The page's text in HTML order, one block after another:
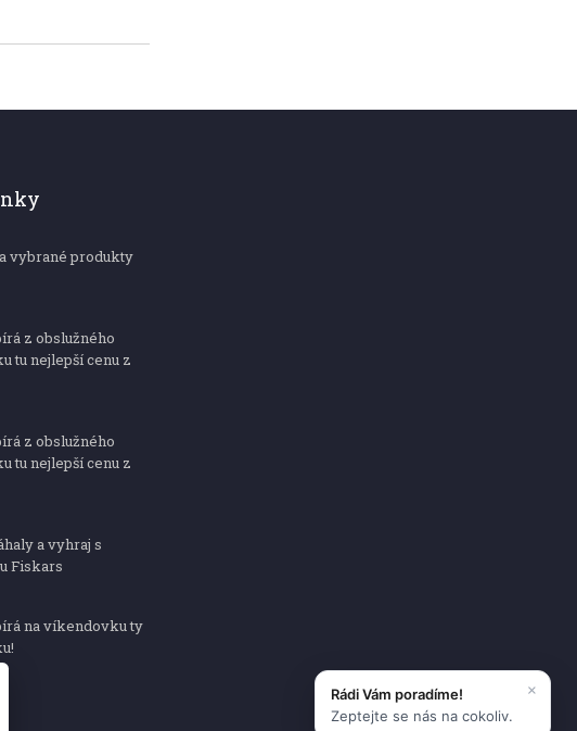
vybrané produkty
z obslužného
tu nejlepší cenu z
z obslužného
tu nejlepší cenu z
a vyhraj s
Fiskars
na víkendovku ty